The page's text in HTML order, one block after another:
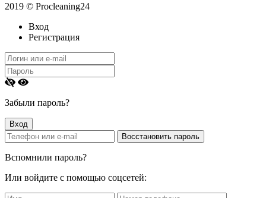
2019 © Procleaning24
Вход
Регистрация
Забыли пароль?
Вспомнили пароль?
Или войдите с помощью соцсетей: